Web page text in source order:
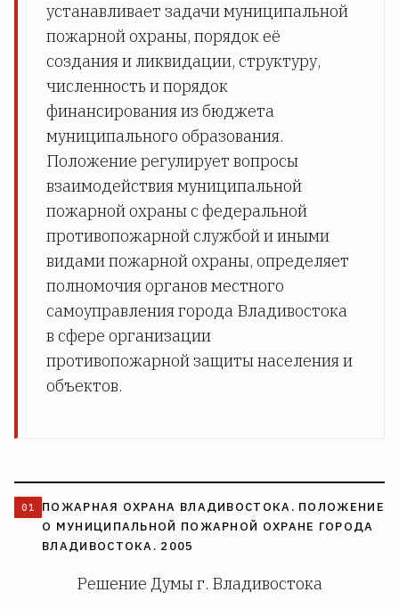
устанавливает задачи муниципальной
пожарной охраны, порядок её
создания и ликвидации, структуру,
численность и порядок
финансирования из бюджета
муниципального образования.
Положение регулирует вопросы
взаимодействия муниципальной
пожарной охраны с федеральной
противопожарной службой и иными
видами пожарной охраны, определяет
полномочия органов местного
самоуправления города Владивостока
в сфере организации
противопожарной защиты населения и
объектов.
ПОЖАРНАЯ ОХРАНА ВЛАДИВОСТОКА. ПОЛОЖЕНИЕ
О МУНИЦИПАЛЬНОЙ ПОЖАРНОЙ ОХРАНЕ ГОРОДА
ВЛАДИВОСТОКА. 2005
Решение Думы г. Владивостока